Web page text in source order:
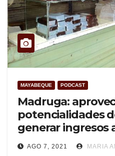
MAYABEQUE PODCAST
Madruga:
potencialidades
generar ingresos
(+Audio)
AGO 7, 2021 MARIA